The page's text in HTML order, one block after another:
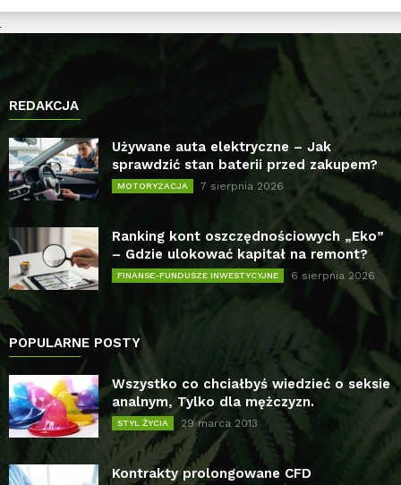
REDAKCJA
Używane auta elektryczne – Jak
sprawdzić stan baterii przed zakupem?
MOTORYZACJA 7 sierpnia 2026
Ranking kont oszczędnościowych „Eko”
– Gdzie ulokować kapitał na remont?
FINANSE-FUNDUSZE INWESTYCYJNE 6 sierpnia 2026
POPULARNE POSTY
Wszystko co chciałbyś wiedzieć o seksie
analnym, Tylko dla mężczyzn.
STYL ŻYCIA 29 marca 2013
Kontrakty prolongowane CFD